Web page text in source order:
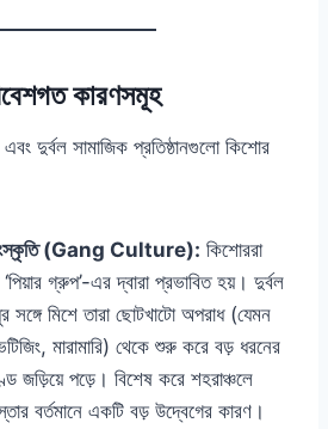
কারণসমূহ
দুর্বল সামাজিক প্রতিষ্ঠানগুলো কিশোর
সংস্কৃতি (Gang Culture): কিশোররা
গ্রুপ’-এর দ্বারা প্রভাবিত হয়। দুর্বল
সঙ্গে মিশে তারা ছোটখাটো অপরাধ (যেমন
মারামারি) থেকে শুরু করে বড় ধরনের
জড়িয়ে পড়ে। বিশেষ করে শহরাঞ্চলে
বর্তমানে একটি বড় উদ্বেগের কারণ।